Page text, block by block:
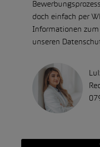
doch einfach per
Informationen
unseren